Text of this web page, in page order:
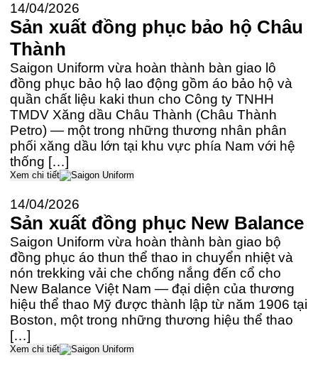
14/04/2026
Sản xuất đồng phục bảo hộ Châu
Thành
Saigon Uniform vừa hoàn thành bàn giao lô
đồng phục bảo hộ lao động gồm áo bảo hộ và
quần chất liệu kaki thun cho Công ty TNHH
TMDV Xăng dầu Châu Thành (Châu Thành
Petro) — một trong những thương nhân phân
phối xăng dầu lớn tại khu vực phía Nam với hệ
thống […]
Xem chi tiết
14/04/2026
Sản xuất đồng phục New Balance
Saigon Uniform vừa hoàn thành bàn giao bộ
đồng phục áo thun thể thao in chuyển nhiệt và
nón trekking vải che chống nắng đến cổ cho
New Balance Việt Nam — đại diện của thương
hiệu thể thao Mỹ được thành lập từ năm 1906 tại
Boston, một trong những thương hiệu thể thao
[…]
Xem chi tiết